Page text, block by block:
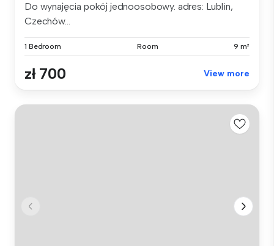
Do wynajęcia pokój jednoosobowy. adres: Lublin,
Czechów...
1 Bedroom Room 9 m²
zł 700 View more